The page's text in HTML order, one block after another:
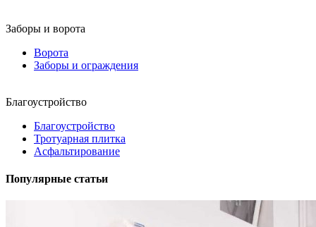
Заборы и ворота
Ворота
Заборы и ограждения
Благоустройство
Благоустройство
Тротуарная плитка
Асфальтирование
Популярные статьи